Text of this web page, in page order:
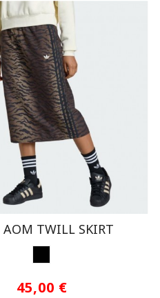
TWILL SKIRT
45,00 €